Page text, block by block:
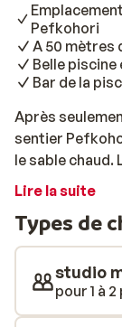
Pefkohori
A 50 mètres
Belle
Bar de la
Après
sentier
le sable
entourés d'une
supermarché
vous ensuite
un verre au
sous le climat
rafraîchissants
Lire la suite
Types de
studio
pour 1 à